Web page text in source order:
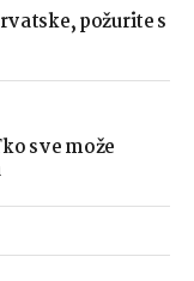
požurite s
sve može